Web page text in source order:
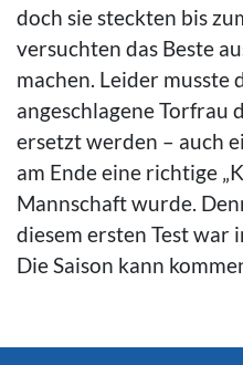
doch sie steckten bis
versuchten das Beste
machen. Leider musste
angeschlagene Torfrau
ersetzt werden – auch
am Ende eine richtige
Mannschaft wurde.
diesem ersten Test war
Die Saison kann